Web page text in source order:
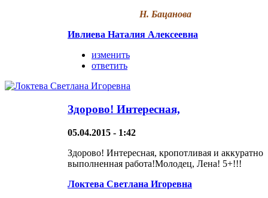
Н. Бацанова
Ивлиева Наталия Алексеевна
изменить
ответить
Здорово! Интересная,
05.04.2015 - 1:42
Здорово! Интересная, кропотливая и аккуратно
выполненная работа!Молодец, Лена! 5+!!!
Локтева Светлана Игоревна